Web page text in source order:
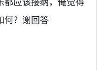
何？谢回答